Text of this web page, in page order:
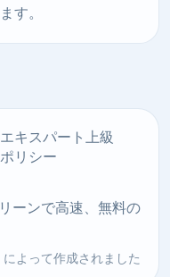
す。
エキスパート 上級
リシー
ーンで高速、無料の
によって作成されました